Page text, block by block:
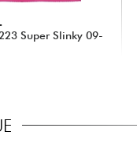
Super Slinky 09-